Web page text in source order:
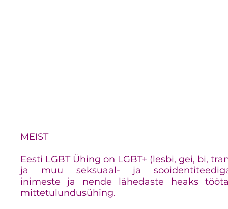
MEIST
Eesti LGBT Ühing on LGBT+ (lesbi, gei, bi,
ja muu seksuaal- ja
inimeste ja nende lähedaste heaks
mittetulundusühing.